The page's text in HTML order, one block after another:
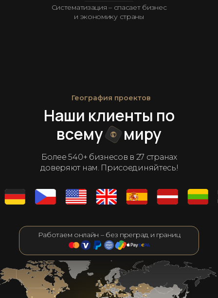
Систематизация – спасает бизнес
и экономику страны
Более 540+ бизнесов в 27 странах
доверяют нам. Присоединяйтесь!
миру
всему
Наши клиенты по
География проектов
Работаем онлайн – без преград и границ